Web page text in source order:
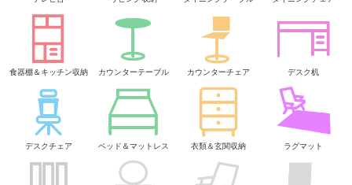
食器棚＆キッチン収納 カウンターテーブル カウンターチェア デスク机
デスクチェア ベッド＆マットレス 衣類＆玄関収納 ラグマット